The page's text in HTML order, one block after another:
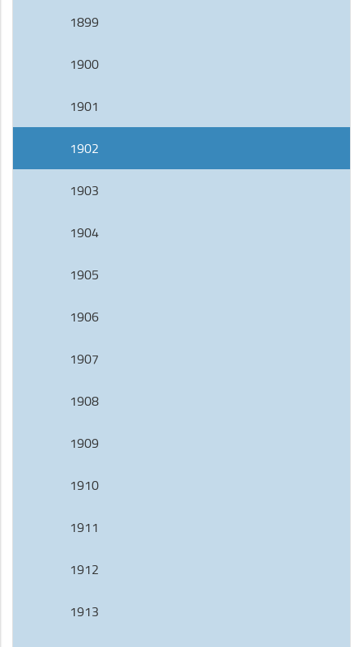
1899
1900
1901
1902
1903
1904
1905
1906
1907
1908
1909
1910
1911
1912
1913